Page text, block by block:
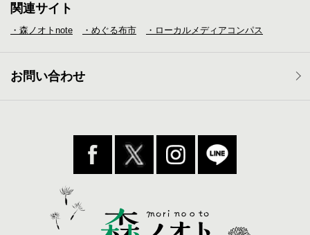
関連サイト
・森ノオトnote ・めぐる布市 ・ローカルメディア コンパス
お問い合わせ